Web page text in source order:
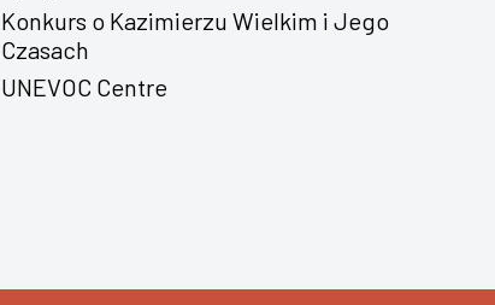
Konkurs o Kazimierzu Wielkim i Jego
Czasach
UNEVOC Centre